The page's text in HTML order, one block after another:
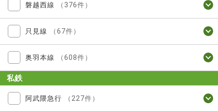
磐越西線 （376件）
只見線 （67件）
奥羽本線 （608件）
私鉄
阿武隈急行 （227件）